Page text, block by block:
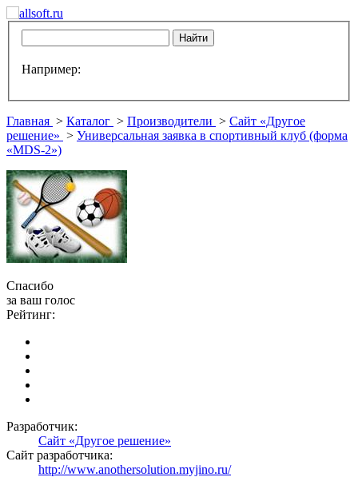
Например:
Главная > Каталог > Производители > Сайт «Другое
решение» > Универсальная заявка в спортивный клуб (форма
«MDS-2»)
Спасибо
за ваш голос
Рейтинг:
Разработчик:
Сайт «Другое решение»
Сайт разработчика:
http://www.anothersolution.myjino.ru/